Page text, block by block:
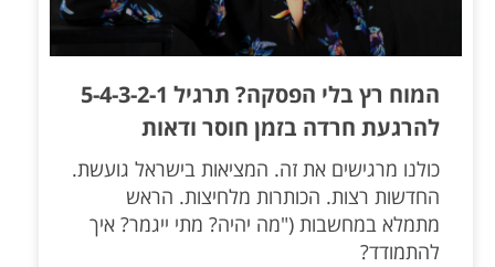
המוח רץ בלי הפסקה? תרגיל 5-4-3-2-1
להרגעת חרדה בזמן חוסר ודאות
כולנו מרגישים את זה. המציאות בישראל גועשת.
החדשות רצות. הכותרות מלחיצות. הראש
מתמלא במחשבות ("מה יהיה? מתי ייגמר? איך
להתמודד?